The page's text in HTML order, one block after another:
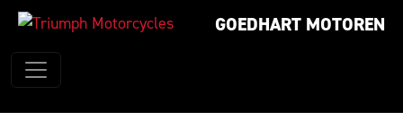
GOEDHART MOTOREN